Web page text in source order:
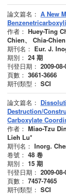
論文篇名： A New
作者： Huey-Ting
Chien、 Chia-
期刊名： Eur. J.
期別： 24 期
刊登日期： 2009-08-
頁數： 3661-3666
期刊類型： SCI
論文篇名：
Destruction/
Carboxylate
作者： Miao-Tzu
Lieh Lu*
期刊名： Inorg.
卷號： 48 卷
期別： 15 期
刊登日期： 2009-08-
頁數： 7457-7465
期刊類型： SCI